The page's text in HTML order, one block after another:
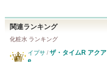
関連ランキング
化粧水 ランキング
イプサ / ザ・タイムR アクア
e